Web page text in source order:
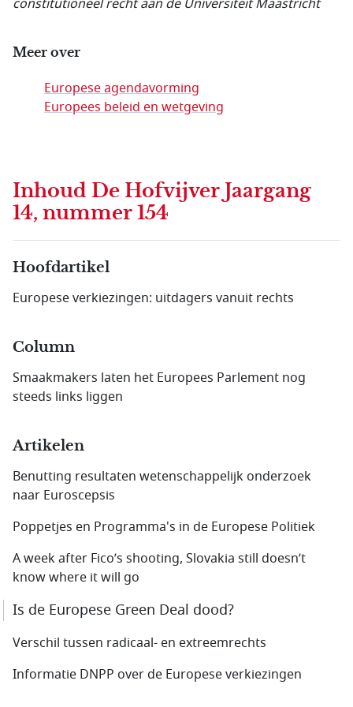
constitutioneel recht aan de Universiteit Maastricht
Meer over
Europese agendavorming
Europees beleid en wetgeving
Inhoud De Hofvijver Jaargang
14, nummer 154
Hoofdartikel
Europese verkiezingen: uitdagers vanuit rechts
Column
Smaakmakers laten het Europees Parlement nog
steeds links liggen
Artikelen
Benutting resultaten wetenschappelijk onderzoek
naar Euroscepsis
Poppetjes en Programma's in de Europese Politiek
A week after Fico’s shooting, Slovakia still doesn’t
know where it will go
Is de Europese Green Deal dood?
Verschil tussen radicaal- en extreemrechts
Informatie DNPP over de Europese verkiezingen